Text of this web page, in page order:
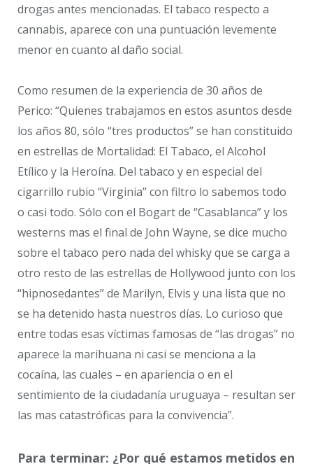
drogas antes mencionadas. El tabaco respecto a
cannabis, aparece con una puntuación levemente
menor en cuanto al daño social.
Como resumen de la experiencia de 30 años de
Perico: “Quienes trabajamos en estos asuntos desde
los años 80, sólo “tres productos” se han constituido
en estrellas de Mortalidad: El Tabaco, el Alcohol
Etílico y la Heroína. Del tabaco y en especial del
cigarrillo rubio “Virginia” con filtro lo sabemos todo
o casi todo. Sólo con el Bogart de “Casablanca” y los
westerns mas el final de John Wayne, se dice mucho
sobre el tabaco pero nada del whisky que se carga a
otro resto de las estrellas de Hollywood junto con los
“hipnosedantes” de Marilyn, Elvis y una lista que no
se ha detenido hasta nuestros días. Lo curioso que
entre todas esas víctimas famosas de “las drogas” no
aparece la marihuana ni casi se menciona a la
cocaína, las cuales – en apariencia o en el
sentimiento de la ciudadanía uruguaya – resultan ser
las mas catastróficas para la convivencia”.
Para terminar: ¿Por qué estamos metidos en